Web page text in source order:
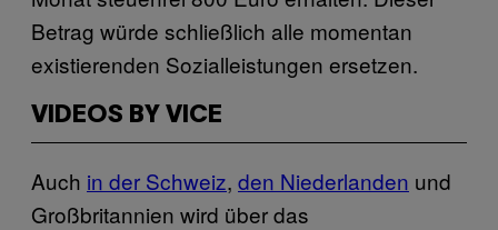
Betrag würde schließlich alle momentan
existierenden Sozialleistungen ersetzen.
VIDEOS BY VICE
Auch in der Schweiz, den Niederlanden und
Großbritannien wird über das